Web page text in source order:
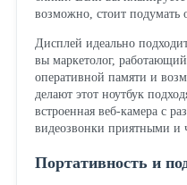
возможно, стоит подумать
Дисплей идеально
вы маркетолог,
оперативной памяти и
делают этот ноутбук
встроенная веб-камера с
видеозвонки приятными и
Портативность и